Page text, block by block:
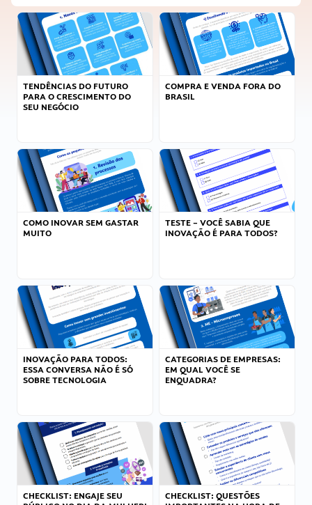
TENDÊNCIAS DO FUTURO
PARA O CRESCIMENTO DO
SEU NEGÓCIO
COMPRA E VENDA FORA DO
BRASIL
COMO INOVAR SEM GASTAR
MUITO
TESTE – VOCÊ SABIA QUE
INOVAÇÃO É PARA TODOS?
INOVAÇÃO PARA TODOS:
ESSA CONVERSA NÃO É SÓ
SOBRE TECNOLOGIA
CATEGORIAS DE EMPRESAS:
EM QUAL VOCÊ SE
ENQUADRA?
CHECKLIST: ENGAJE SEU
CHECKLIST: QUESTÕES